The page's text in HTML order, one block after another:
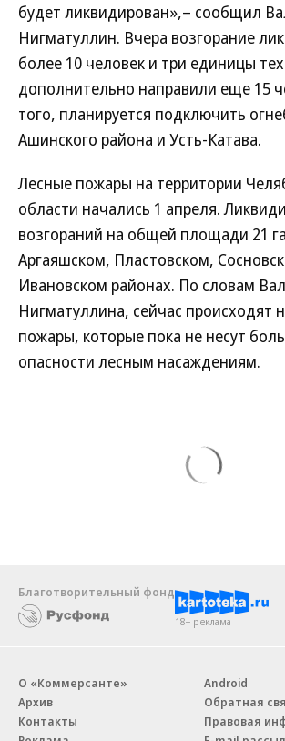
будет ликвидирован»,– сообщил
Нигматуллин. Вчера возгорание
более 10 человек и три единицы
дополнительно направили еще 15
того, планируется подключить
Ашинского района и Усть-Катава.
Лесные пожары на территории
области начались 1 апреля.
возгораний на общей площади 21
Аргаяшском, Пластовском,
Ивановском районах. По словам
Нигматуллина, сейчас происходят
пожары, которые пока не несут
опасности лесным насаждениям.
Благотворительный фонд
18+ реклама
О «Коммерсанте»
Архив
Контакты
Android
Обратная
Правовая